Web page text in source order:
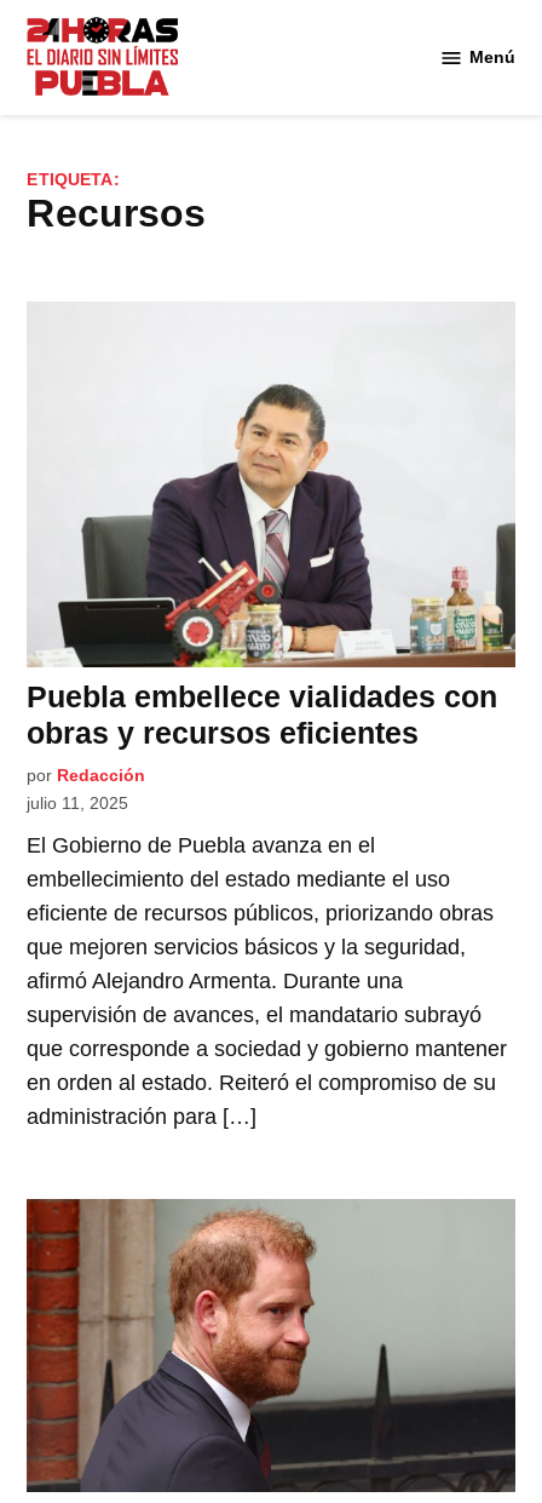
Saltar
contenido
Menú
ETIQUETA:
recursos
Puebla embellece vialidades con
obras y recursos eficientes
por Redacción
julio 11, 2025
El Gobierno de Puebla avanza en el
embellecimiento del estado mediante el uso
eficiente de recursos públicos, priorizando obras
que mejoren servicios básicos y la seguridad,
afirmó Alejandro Armenta. Durante una
supervisión de avances, el mandatario subrayó
que corresponde a sociedad y gobierno mantener
en orden al estado. Reiteró el compromiso de su
administración para […]